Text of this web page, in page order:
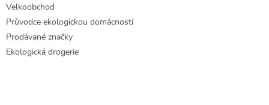
Velkoobchod
Průvodce ekologickou domácností
Prodávané značky
Ekologická drogerie